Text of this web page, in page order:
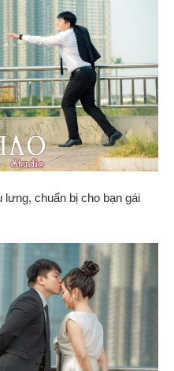
lưng, chuẩn bị cho bạn gái